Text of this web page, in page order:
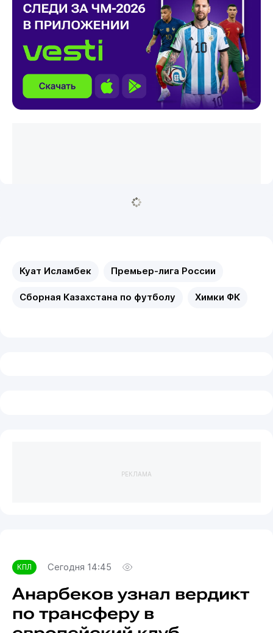
Куат Исламбек Премьер-лига России
Сборная Казахстана по футболу Химки ФК
РЕКЛАМА
КПЛ Сегодня 14:45
Анарбеков узнал вердикт
по трансферу в